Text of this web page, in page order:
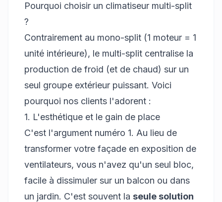
Pourquoi choisir un climatiseur multi-split
?
Contrairement au mono-split (1 moteur = 1
unité intérieure), le multi-split centralise la
production de froid (et de chaud) sur un
seul groupe extérieur puissant. Voici
pourquoi nos clients l'adorent :
1. L'esthétique et le gain de place
C'est l'argument numéro 1. Au lieu de
transformer votre façade en exposition de
ventilateurs, vous n'avez qu'un seul bloc,
facile à dissimuler sur un balcon ou dans
un jardin. C'est souvent la seule solution